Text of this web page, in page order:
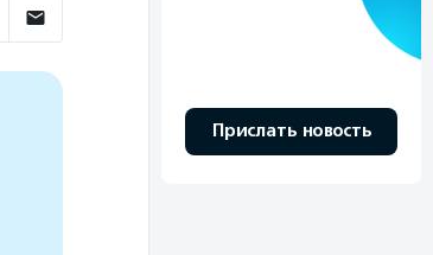
Прислать новость